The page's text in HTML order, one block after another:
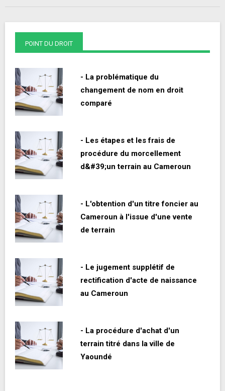
POINT DU DROIT
- La problématique du
changement de nom en droit
comparé
- Les étapes et les frais de
procédure du morcellement
d&#39;un terrain au Cameroun
- L'obtention d'un titre foncier au
Cameroun à l'issue d'une vente
de terrain
- Le jugement supplétif de
rectification d'acte de naissance
au Cameroun
- La procédure d'achat d'un
terrain titré dans la ville de
Yaoundé